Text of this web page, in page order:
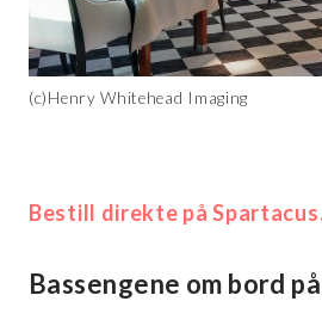
(c)Henry Whitehead Imaging
Bestill direkte på
Bassengene om bord